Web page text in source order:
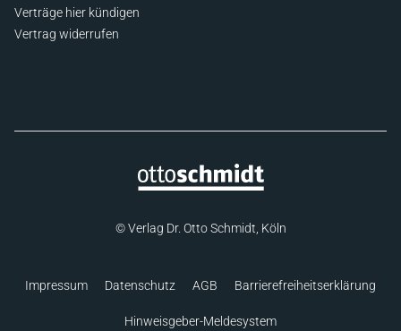
Verträge hier kündigen
Vertrag widerrufen
© Verlag Dr. Otto Schmidt, Köln
Impressum Datenschutz AGB Barrierefreiheitserklärung
Hinweisgeber-Meldesystem